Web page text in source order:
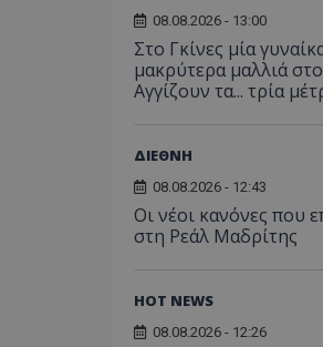
08.08.2026 - 13:00
Στο Γκίνες μία
μακρύτερα μαλλιά
Αγγίζουν τα... τρία
ΔΙΕΘΝΗ
08.08.2026 - 12:43
Οι νέοι κανόνες που
στη Ρεάλ Μαδρίτης
HOT NEWS
08.08.2026 - 12:26